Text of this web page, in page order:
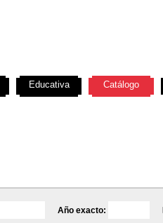
Año exacto:
Educativa Catálogo